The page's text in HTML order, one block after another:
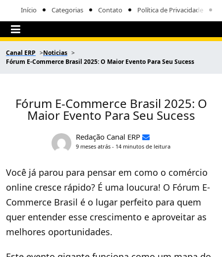
Início Categorias Contato Política de Privacidade
Canal ERP
Noticias
Fórum E-Commerce Brasil 2025: O Maior Evento Para Seu Sucess
Fórum E-Commerce Brasil 2025: O
Maior Evento Para Seu Sucess
Redação Canal ERP
9 meses atrás - 14 minutos de leitura
Você já parou para pensar em como o comércio
online cresce rápido? É uma loucura! O Fórum E-
Commerce Brasil é o lugar perfeito para quem
quer entender esse crescimento e aproveitar as
melhores oportunidades.